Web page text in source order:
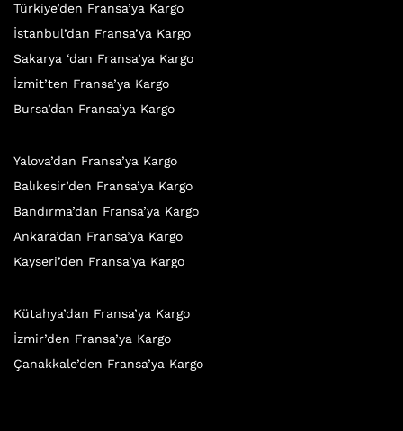
Türkiye’den Fransa’ya Kargo
İstanbul’dan Fransa’ya Kargo
Sakarya ‘dan Fransa’ya Kargo
İzmit’ten Fransa’ya Kargo
Bursa’dan Fransa’ya Kargo
Yalova’dan Fransa’ya Kargo
Balıkesir’den Fransa’ya Kargo
Bandırma’dan Fransa’ya Kargo
Ankara’dan Fransa’ya Kargo
Kayseri’den Fransa’ya Kargo
Kütahya’dan Fransa’ya Kargo
İzmir’den Fransa’ya Kargo
Çanakkale’den Fransa’ya Kargo